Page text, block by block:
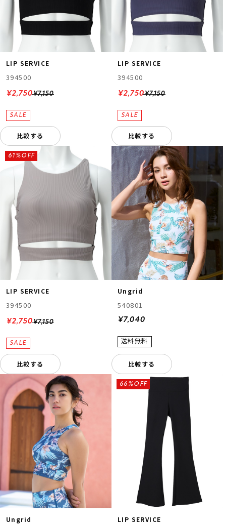
LIP SERVICE
394500
¥7,150
¥2,750
比較する
LIP SERVICE
394500
¥7,150
¥2,750
比較する
LIP SERVICE
394500
¥7,150
61%OFF
¥2,750
比較する
Ungrid
540801
¥7,040
比較する
Ungrid LIP SERVICE
66%OFF